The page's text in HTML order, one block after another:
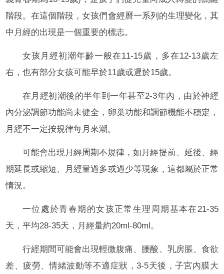
階段。在這個階段，女孩們會經曆一系列的生理變化，其
中月經的出現是一個重要的標志。
女孩月經初潮年齡一般在11-15歲，多在12-13歲左
右，也有部分女孩可能早於11歲或遲於15歲。
在月經初潮後的半年到一年甚至2-3年內，由於神經
內分泌調節功能尚未健全，卵巢功能和調節機能不穩定，
月經不一定按規律每月來潮。
可能會出現月經周期不規律，如月經提前、延後、經
期延長或縮短、月經量過多或過少等現象，這都屬於正常
情況。
一位處於青春期的女孩正常生理周期基本在21-35
天，平均28-35天，月經量約20ml-80ml。
行經期間可能會出現輕微腹痛、腰酸、乳房脹、食欲
差、疲勞、情緒波動等不適症狀，3-5天後，子宮內膜大